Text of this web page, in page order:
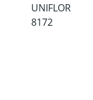
UNIFLOR
8172